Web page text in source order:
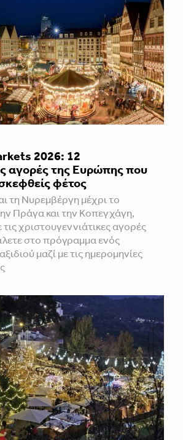
2026: 12
αγορές της Ευρώπης που
φέτος
τη Νυρεμβέργη μέχρι το
Πράγα και την Κοπεγχάγη,
χριστουγεννιάτικες αγορές
στο πρόγραμμα ενός
μαζί με τις ημερομηνίες